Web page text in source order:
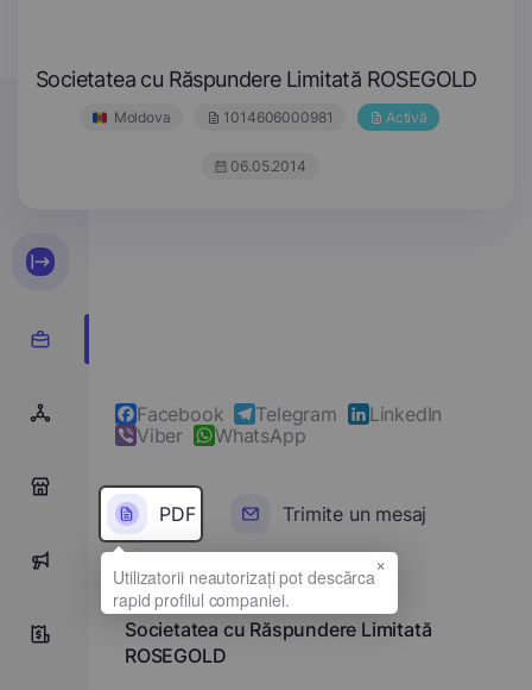
Societatea cu Răspundere Limitată ROSEGOLD
Moldova 1014606000981 Activă
06.05.2014
8
Facebook Telegram
LinkedIn
Viber
WhatsApp
PDF Trimite un mesaj
Denumirea completă
Societatea cu Răspundere Limitată
ROSEGOLD
×